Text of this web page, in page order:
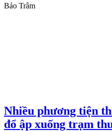
Bảo Trâm
Nhiều phương tiện
đổ ập xuống trạm